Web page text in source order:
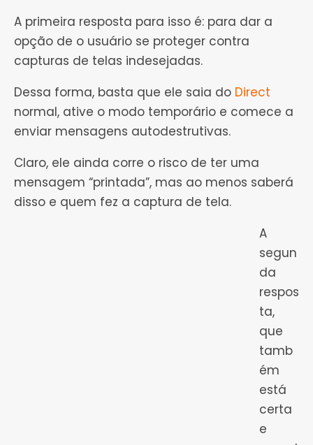
A primeira resposta para isso é: para dar a
opção de o usuário se proteger contra
capturas de telas indesejadas.
Dessa forma, basta que ele saia do Direct
normal, ative o modo temporário e comece a
enviar mensagens autodestrutivas.
Claro, ele ainda corre o risco de ter uma
mensagem “printada”, mas ao menos saberá
disso e quem fez a captura de tela.
A
segun
da
respos
ta,
que
tamb
ém
está
certa
e